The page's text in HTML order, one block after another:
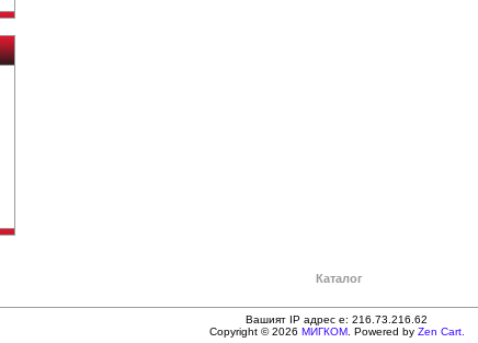
Каталог
Вашият IP адрес е: 216.73.216.62
Copyright © 2026 МИГКОМ. Powered by Zen Cart.